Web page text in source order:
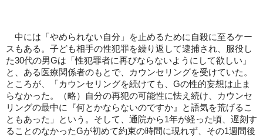
中には「やめられない自分」を止めるために自殺に至るケー
スもある。子ども相手の性犯罪を繰り返して逮捕され、服役し
た30代の男Gは「性犯罪者に再びならないようにして欲しい」
と、ある医療関係者のもとで、カウンセリングを受けていた。
ところが、「カウンセリングを続けても、Gの性的妄想は止ま
らなかった。（略）自分の再犯の可能性に怯え続け、カウンセ
リングの最中に『何とかならないのですか』と語気を荒げるこ
ともあった」という。そして、通院から1年が経った頃、遅刻す
ることのなかったGが初めて約束の時間に現れず、その1週間後